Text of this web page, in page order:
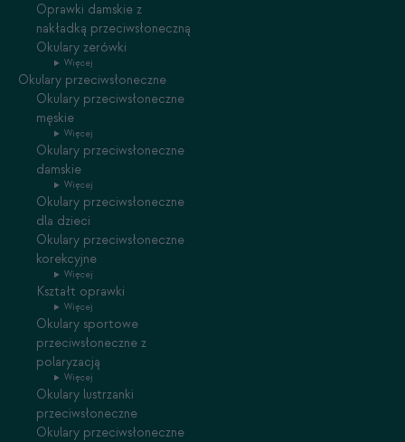
Oprawki damskie z
nakładką przeciwsłoneczną
Okulary zerówki
Więcej
Okulary przeciwsłoneczne
Okulary przeciwsłoneczne
męskie
Więcej
Okulary przeciwsłoneczne
damskie
Więcej
Okulary przeciwsłoneczne
dla dzieci
Okulary przeciwsłoneczne
korekcyjne
Więcej
Kształt oprawki
Więcej
Okulary sportowe
przeciwsłoneczne z
polaryzacją
Więcej
Okulary lustrzanki
przeciwsłoneczne
Okulary przeciwsłoneczne